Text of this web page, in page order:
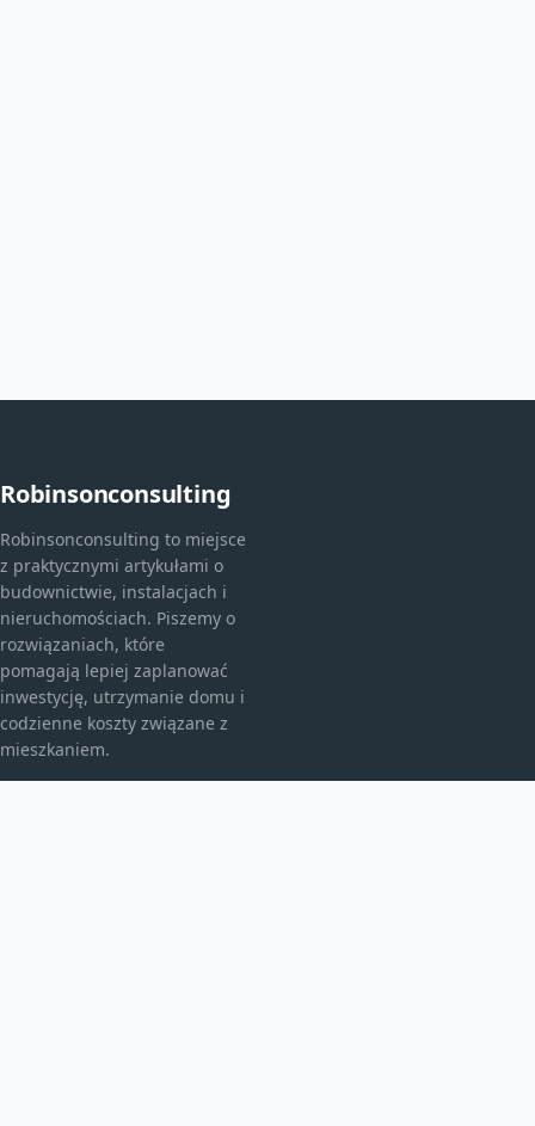
Robinsonconsulting
Robinsonconsulting to miejsce
z praktycznymi artykułami o
budownictwie, instalacjach i
nieruchomościach. Piszemy o
rozwiązaniach, które
pomagają lepiej zaplanować
inwestycję, utrzymanie domu i
codzienne koszty związane z
mieszkaniem.